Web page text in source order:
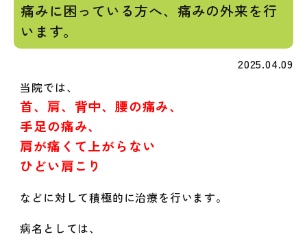
痛みに困っている方へ、痛みの外来を行
います。
2025.04.09
当院では、
首、肩、背中、腰の痛み、
手足の痛み、
肩が痛くて上がらない
ひどい肩こり
などに対して積極的に治療を行います。
病名としては、